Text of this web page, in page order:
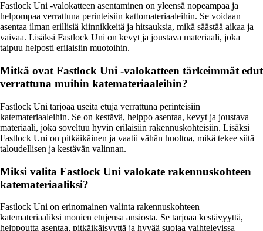
Fastlock Uni -valokatteen asentaminen on yleensä nopeampaa ja
helpompaa verrattuna perinteisiin kattomateriaaleihin. Se voidaan
asentaa ilman erillisiä kiinnikkeitä ja hitsauksia, mikä säästää aikaa ja
vaivaa. Lisäksi Fastlock Uni on kevyt ja joustava materiaali, joka
taipuu helposti erilaisiin muotoihin.
Mitkä ovat Fastlock Uni -valokatteen tärkeimmät edut
verrattuna muihin katemateriaaleihin?
Fastlock Uni tarjoaa useita etuja verrattuna perinteisiin
katemateriaaleihin. Se on kestävä, helppo asentaa, kevyt ja joustava
materiaali, joka soveltuu hyvin erilaisiin rakennuskohteisiin. Lisäksi
Fastlock Uni on pitkäikäinen ja vaatii vähän huoltoa, mikä tekee siitä
taloudellisen ja kestävän valinnan.
Miksi valita Fastlock Uni valokate rakennuskohteen
katemateriaaliksi?
Fastlock Uni on erinomainen valinta rakennuskohteen
katemateriaaliksi monien etujensa ansiosta. Se tarjoaa kestävyyttä,
helppoutta asentaa, pitkäikäisyyttä ja hyvää suojaa vaihtelevissa